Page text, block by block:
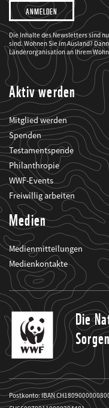
Ich
möchte,
dass
der
WWF
mich
über
seine
Projekte
informiert.
Die Inhalte des Newsletters sind
sind. Wohnen Sie im Ausland?
Länderorganisation an Ihrem
Aktiv werden
Mitglied werden
Spenden
Testamentspende
Philanthropie
WWF-Events
Freiwillig arbeiten
Medien
Medienmitteilungen
Medienkontakte
Die
Postkonto: IBAN